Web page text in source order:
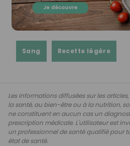
Sang Recette légère
Les informations diffusées sur les
la santé, au bien-être ou à la nutrition,
ne constituent en aucun cas un
prescription médicale. L'utilisateur est
un professionnel de santé qualifié pour
état de santé.